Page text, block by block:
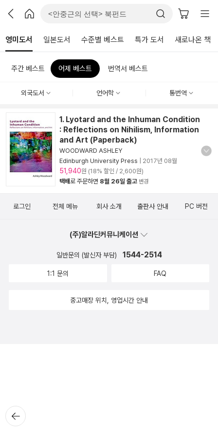
영미도서 일본도서 수준별 베스트 특가 도서 새로나온 책
주간 베스트 어제 베스트 번역서 베스트
외국도서 언어학 통번역
1. Lyotard and the Inhuman Condition
: Reflections on Nihilism, Information
and Art (Paperback)
WOODWARD ASHLEY
Edinburgh University Press
2017년 08월
51,940원 (18% 할인 / 2,600원)
택배로 주문하면 8월 26일 출고 변경
뒤로가
기
로그인 전체 메뉴 회사 소개 출판사 안내 PC 버전
(주)알라딘커뮤니케이션
일반문의 (발신자 부담) 1544-2514
1:1 문의 FAQ
중고매장 위치, 영업시간 안내